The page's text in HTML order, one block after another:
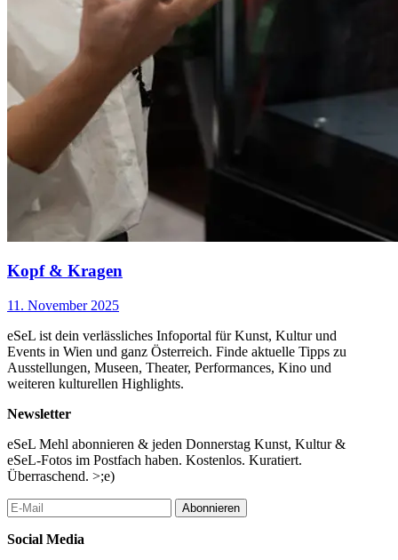
Kopf & Kragen
11. November 2025
eSeL ist dein verlässliches Infoportal für Kunst, Kultur und
Events in Wien und ganz Österreich. Finde aktuelle Tipps zu
Ausstellungen, Museen, Theater, Performances, Kino und
weiteren kulturellen Highlights.
Newsletter
eSeL Mehl abonnieren & jeden Donnerstag Kunst, Kultur &
eSeL-Fotos im Postfach haben. Kostenlos. Kuratiert.
Überraschend. >;e)
Abonnieren
Social Media